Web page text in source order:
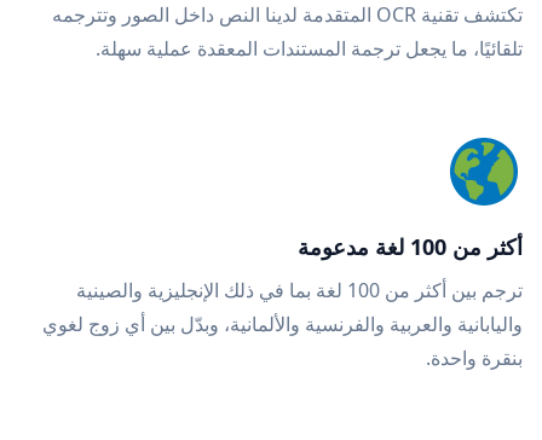
تكتشف تقنية OCR المتقدمة لدينا النص داخل الصور وتترجمه
تلقائيًا، ما يجعل ترجمة المستندات المعقدة عملية سهلة.
أكثر من 100 لغة مدعومة
ترجم بين أكثر من 100 لغة بما في ذلك الإنجليزية والصينية
واليابانية والعربية والفرنسية والألمانية، وبدّل بين أي زوج لغوي
بنقرة واحدة.